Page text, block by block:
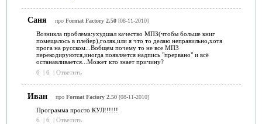
Саня про Format Factory 2.50[08-11-2010]
Возникла проблема:ухудшал качество МП3(чтобы больше книг
помещалось в плейер),голяк,или я что то делаю неправильно,хотя
прога на русском...Вобщем почему то не все МП3
перекодируются,иногда появляется надпись "прервано" и всё
останавливается...Может кто знает причину?
6
| 6 | Ответить
Иван про Format Factory 2.50[08-11-2010]
Программа просто КУЛ!!!!!!
6
| 6 | Ответить